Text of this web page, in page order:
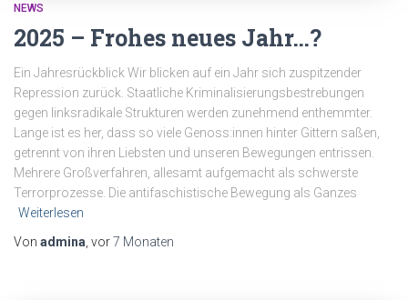
NEWS
2025 – Frohes neues Jahr…?
Ein Jahresrückblick Wir blicken auf ein Jahr sich zuspitzender
Repression zurück. Staatliche Kriminalisierungsbestrebungen
gegen linksradikale Strukturen werden zunehmend enthemmter.
Lange ist es her, dass so viele Genoss:innen hinter Gittern saßen,
getrennt von ihren Liebsten und unseren Bewegungen entrissen.
Mehrere Großverfahren, allesamt aufgemacht als schwerste
Terrorprozesse. Die antifaschistische Bewegung als Ganzes
Weiterlesen
Von admina , vor7 Monaten